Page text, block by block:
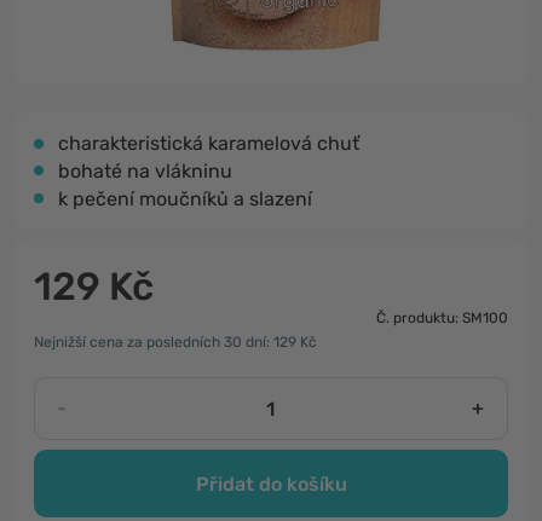
charakteristická karamelová chuť
bohaté na vlákninu
k pečení moučníků a slazení
129 Kč
Č. produktu: SM100
Nejnižší cena za posledních 30 dní: 129 Kč
- +
Přidat do košíku